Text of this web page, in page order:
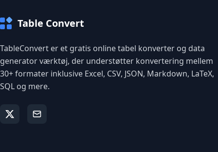
Table Convert
TableConvert er et gratis online tabel konverter og data
generator værktøj, der understøtter konvertering mellem
30+ formater inklusive Excel, CSV, JSON, Markdown, LaTeX,
SQL og mere.